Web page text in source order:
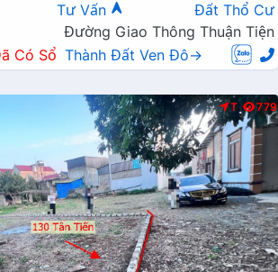
Tư Vấn
Đất Thổ Cư
Đường Giao Thông Thuận Tiện
Có Sổ Thành Đất Ven Đô→
T 779